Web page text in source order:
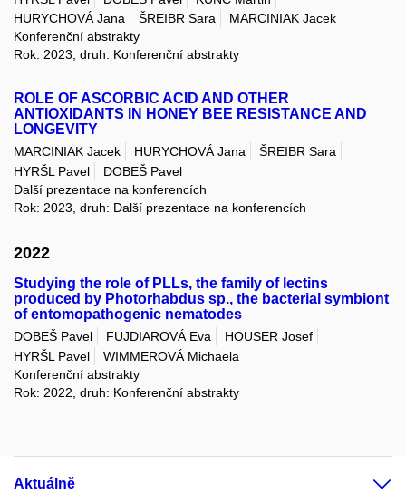
HURYCHOVÁ Jana
ŠREIBR Sara
MARCINIAK Jacek
Konferenční abstrakty
Rok: 2023, druh: Konferenční abstrakty
ROLE OF ASCORBIC ACID AND OTHER
ANTIOXIDANTS IN HONEY BEE RESISTANCE AND
LONGEVITY
MARCINIAK Jacek HURYCHOVÁ Jana
ŠREIBR Sara
HYRŠL Pavel
DOBEŠ Pavel
Další prezentace na konferencích
Rok: 2023, druh: Další prezentace na konferencích
2022
Studying the role of PLLs, the family of lectins
produced by Photorhabdus sp., the bacterial symbiont
of entomopathogenic nematodes
DOBEŠ Pavel FUJDIAROVÁ Eva
HOUSER Josef
HYRŠL Pavel
WIMMEROVÁ Michaela
Konferenční abstrakty
Rok: 2022, druh: Konferenční abstrakty
Aktuálně